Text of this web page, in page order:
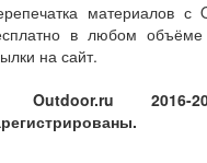
материалов с
в любом объёме
на сайт.
Outdoor.ru 2016-